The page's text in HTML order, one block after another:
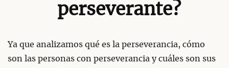
perseverante?
Ya que analizamos qué es la perseverancia, cómo
son las personas con perseverancia y cuáles son sus